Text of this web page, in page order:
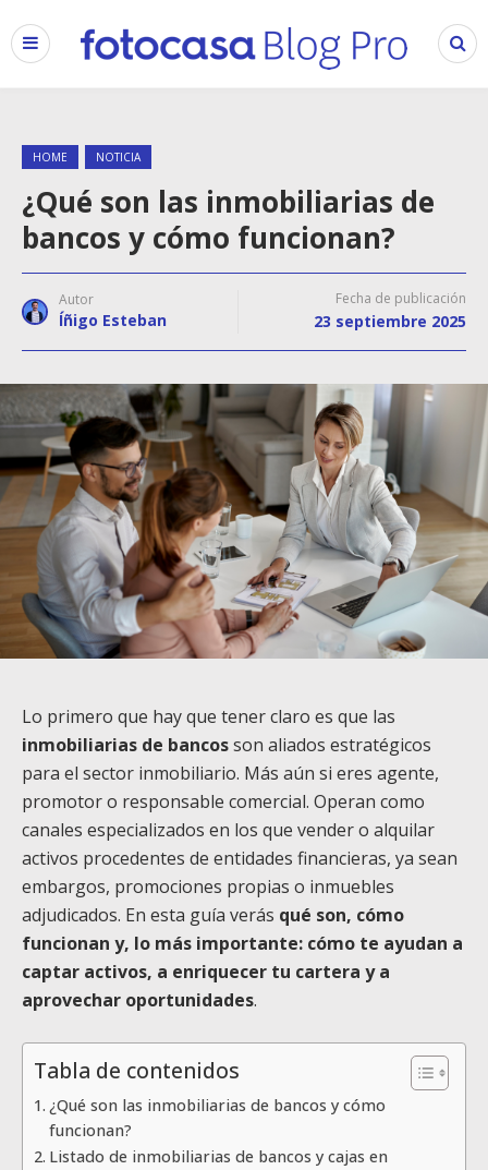
HOME NOTICIA
¿Qué son las inmobiliarias de
bancos y cómo funcionan?
Autor
Íñigo Esteban
Fecha de publicación
23 septiembre 2025
Lo primero que hay que tener claro es que las
inmobiliarias de bancosson aliados estratégicos
para el sector inmobiliario. Más aún si eres agente,
promotor o responsable comercial. Operan como
canales especializados en los que vender o alquilar
activos procedentes de entidades financieras, ya sean
embargos, promociones propias o inmuebles
adjudicados. En esta guía verás qué son, cómo
funcionan y, lo más importante: cómo te ayudan a
captar activos, a enriquecer tu cartera y a
aprovechar oportunidades.
Tabla de contenidos
¿Qué son las inmobiliarias de bancos y cómo
funcionan?
Listado de inmobiliarias de bancos y cajas en